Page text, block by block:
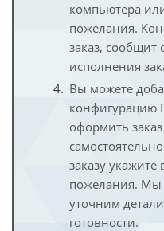
компьютера
пожелания.
заказ, сообщит
исполнения
Вы можете
конфигурацию
оформить
заказу
пожелания. Мы
уточним
готовности.